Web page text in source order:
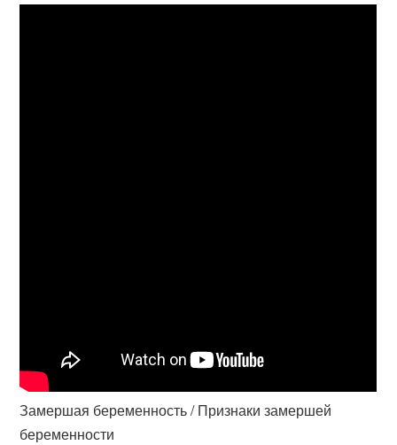
Замершая беременность / Признаки замершей
беременности